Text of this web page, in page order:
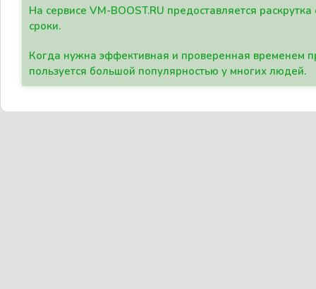
На сервисе VM-BOOST.RU предоставляется
сроки.
Когда нужна эффективная и проверенная временем
пользуется большой популярностью у многих людей.